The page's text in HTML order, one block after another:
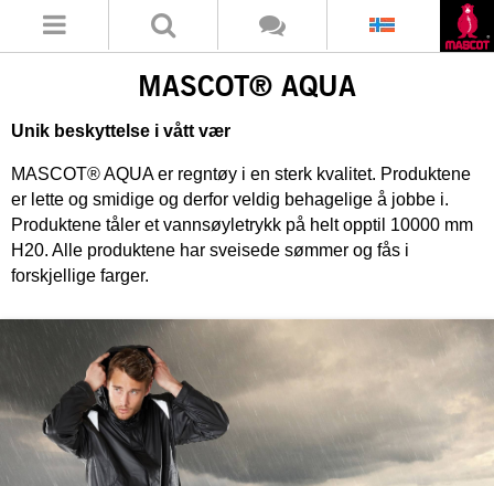
MASCOT® AQUA
Unik beskyttelse i vått vær
MASCOT® AQUA er regntøy i en sterk kvalitet. Produktene
er lette og smidige og derfor veldig behagelige å jobbe i.
Produktene tåler et vannsøyletrykk på helt opptil 10000 mm
H20. Alle produktene har sveisede sømmer og fås i
forskjellige farger.